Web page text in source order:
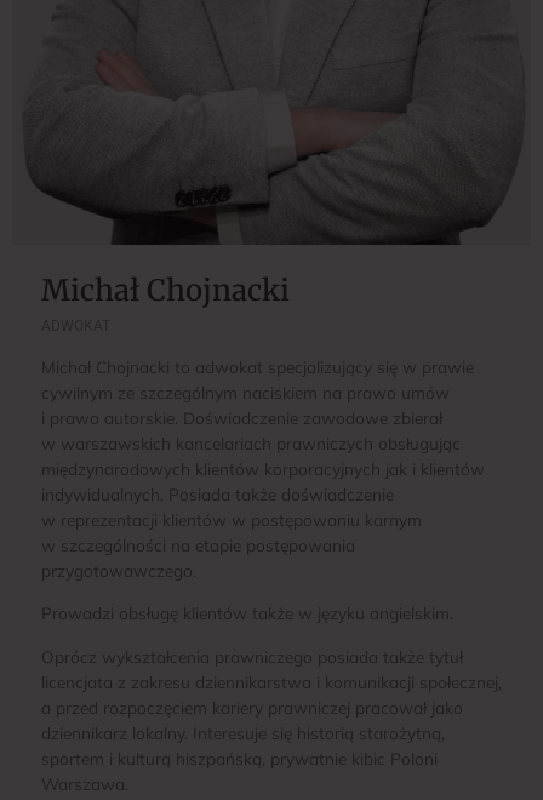
Michał Chojnacki
Michał Chojnacki to adwokat specjalizujący się w prawie
cywilnym ze szczególnym naciskiem na prawo umów
i prawo autorskie. Doświadczenie zawodowe zbierał
w warszawskich kancelariach prawniczych obsługując
międzynarodowych klientów korporacyjnych jak i klientów
indywidualnych. Posiada także doświadczenie
w reprezentacji klientów w postępowaniu karnym
w szczególności na etapie postępowania
przygotowawczego.
Prowadzi obsługę klientów także w języku angielskim.
Oprócz wykształcenia prawniczego posiada także tytuł
licencjata z zakresu dziennikarstwa i komunikacji społecznej,
a przed rozpoczęciem kariery prawniczej pracował jako
dziennikarz lokalny. Interesuje się historią starożytną,
sportem i kulturą hiszpańską, prywatnie kibic Poloni
Warszawa.